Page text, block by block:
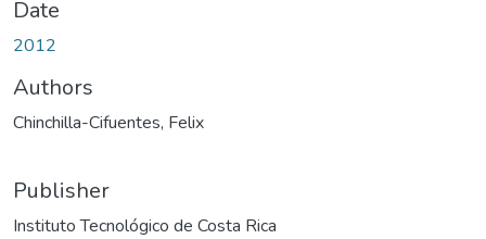
Date
2012
Authors
Chinchilla-Cifuentes, Felix
Publisher
Instituto Tecnológico de Costa Rica